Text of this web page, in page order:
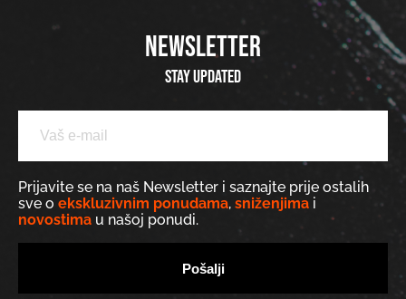
NEWSLETTER
Stay updated
Prijavite se na naš Newsletter i saznajte prije ostalih
sve o ekskluzivnim ponudama, sniženjima i
novostima u našoj ponudi.